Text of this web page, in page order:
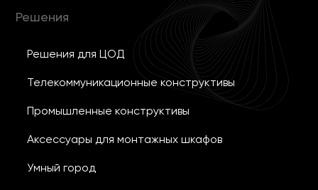
Решения
Решения для ЦОД
Телекоммуникационные конструктивы
Промышленные конструктивы
Аксессуары для монтажных шкафов
Умный город